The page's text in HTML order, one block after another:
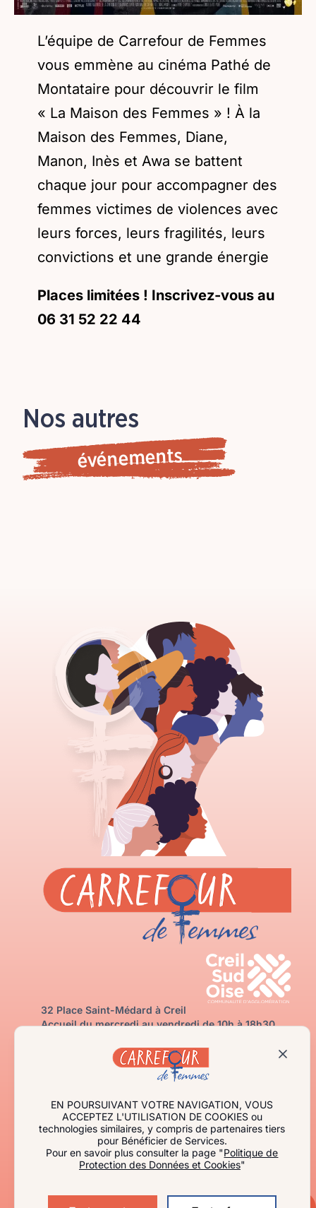
L’équipe de Carrefour de Femmes
vous emmène au cinéma Pathé de
Montataire pour découvrir le film
« La Maison des Femmes » ! À la
Maison des Femmes, Diane,
Manon, Inès et Awa se battent
chaque jour pour accompagner des
femmes victimes de violences avec
leurs forces, leurs fragilités, leurs
convictions et une grande énergie
Places limitées ! Inscrivez-vous au
06 31 52 22 44
Nos autres
événements
Je m’informe
Qui sommes-nous ?
Agir avec nous
Espace professionnel
32 Place Saint-Médard à Creil
Accueil du mercredi au vendredi de 10h à 18h30
carrefourdefemmes@creilsudoise.fr
Contactez-nous
EN POURSUIVANT VOTRE NAVIGATION, VOUS
ACCEPTEZ L'UTILISATION DE COOKIES ou
technologies similaires, y compris de partenaires tiers
pour Bénéficier de Services.
Pour en savoir plus consulter la page "Politique de
Protection des Données et Cookies"